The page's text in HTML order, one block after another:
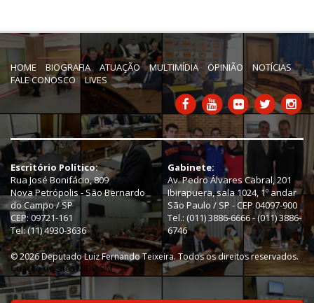
HOME BIOGRAFIA ATUAÇÃO MULTIMÍDIA OPINIÃO
NOTÍCIAS
FALE CONOSCO
LIVES
Escritório Político:
Rua José Bonifácio, 809
Nova Petrópolis - São Bernardo
do Campo / SP
CEP: 09721-161
Tel: (11) 4930-3636
Gabinete:
Av. Pedro Álvares Cabral, 201
Ibirapuera, sala 1024, 1º andar
São Paulo / SP - CEP 04097-900
Tel.: (011) 3886-6666 - (011) 3886-
6746
© 2026 Deputado Luiz Fernando Teixeira. Todos os direitos reservados.
Criação de sites MIDIASIM